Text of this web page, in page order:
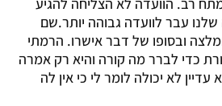
עבר לוועדה גבוהה יותר.שם
ובסופו של דבר אישרו. הרמתי
כדי לברר מה קורה והיא רק אמרה
לא יכולה לומר לי כי אין לה